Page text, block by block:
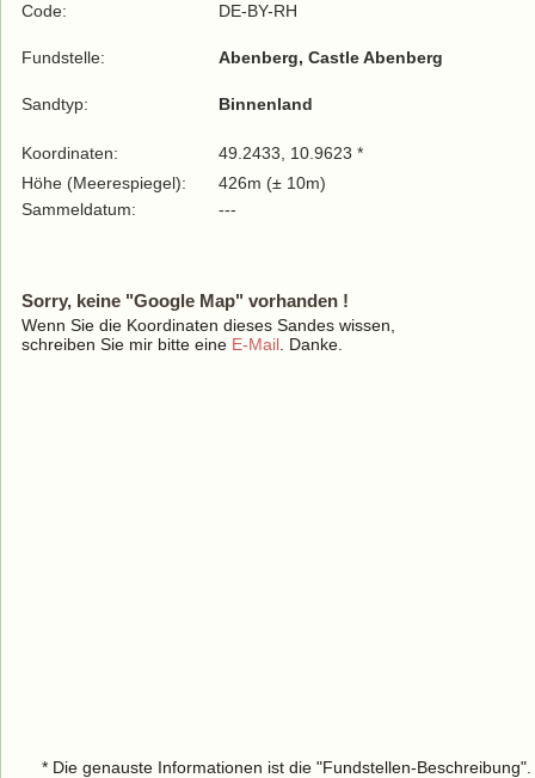
Code:
DE-BY-RH
Fundstelle: Abenberg, Castle Abenberg
Sandtyp: Binnenland
Koordinaten:
49.2433, 10.9623 *
Höhe (Meerespiegel):
426m (± 10m)
Sammeldatum:
---
Sorry, keine "Google Map" vorhanden !
Wenn Sie die Koordinaten dieses Sandes wissen,
schreiben Sie mir bitte eine E-Mail . Danke.
* Die genauste Informationen ist die "Fundstellen-